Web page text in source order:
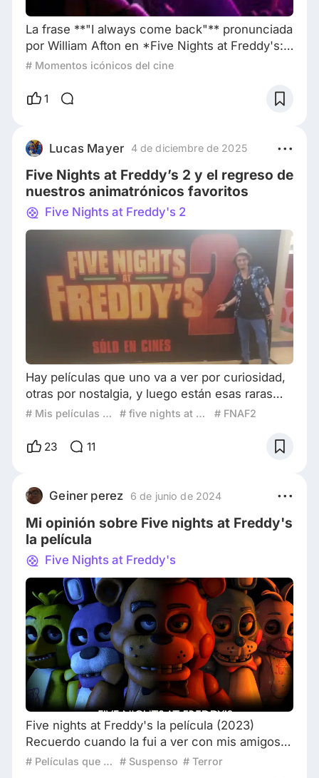
La frase **"I always come back"** pronunciada
por William Afton en *Five Nights at Freddy's:
La Película* encapsula una idea
persistencia del mal y la inevitabilidad del
perspectiva psicológica, Afton representa el
arquetipo del villano que se niega a
desaparecer, un reflejo de lo
# Momentos icónicos del cine
1
Lucas Mayer 4 de diciembre de 2025
Five Nights at Freddy’s 2 y el regreso de
nuestros animatrónicos favoritos
Five Nights at Freddy's 2
Hay películas que uno va a ver por curiosidad,
otras por nostalgia, y luego están esas raras
experiencias cinematográficas que se
empiece la función. Eso me pasó con Five
suerte de asistir a la premiere en Hoyts, donde
recrearon la pizzería de Freddy Fazbear con u
# Mis películas favoritas de 2025 # five nights at Freddys 2 # FNAF2
23 11
Geiner perez 6 de junio de 2024
Mi opinión sobre Five nights at Freddy's
la película
Five Nights at Freddy's
Five nights at Freddy's la película (2023)
Recuerdo cuando la fui a ver con mis amigos
tres días después del estreno, todos
# Películas que volverías a ver # Suspenso # Terror